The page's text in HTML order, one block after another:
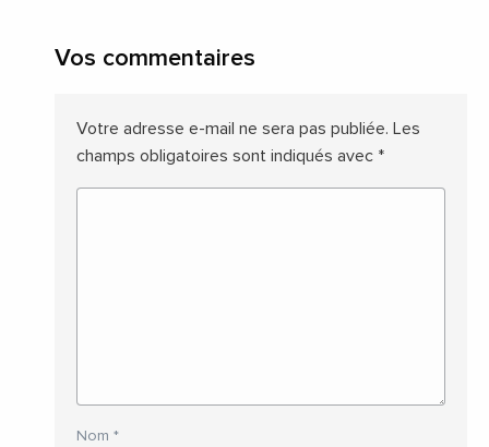
Vos commentaires
Votre adresse e-mail ne sera pas publiée. Les
champs obligatoires sont indiqués avec *
Nom *